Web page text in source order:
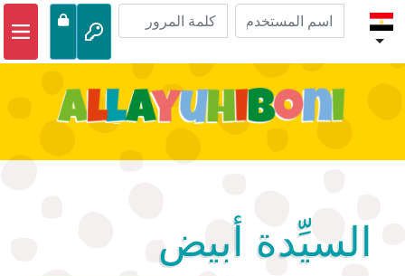
مغامرات الكتاب المقدس
الحياة البرية
أنشطة
السيِّدة أبيض